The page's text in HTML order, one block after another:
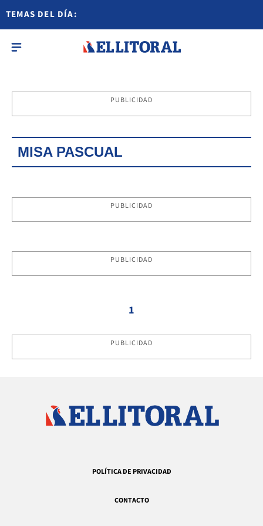
TEMAS DEL DÍA:
PUBLICIDAD
MISA PASCUAL
PUBLICIDAD
PUBLICIDAD
1
PUBLICIDAD
POLÍTICA DE PRIVACIDAD
CONTACTO